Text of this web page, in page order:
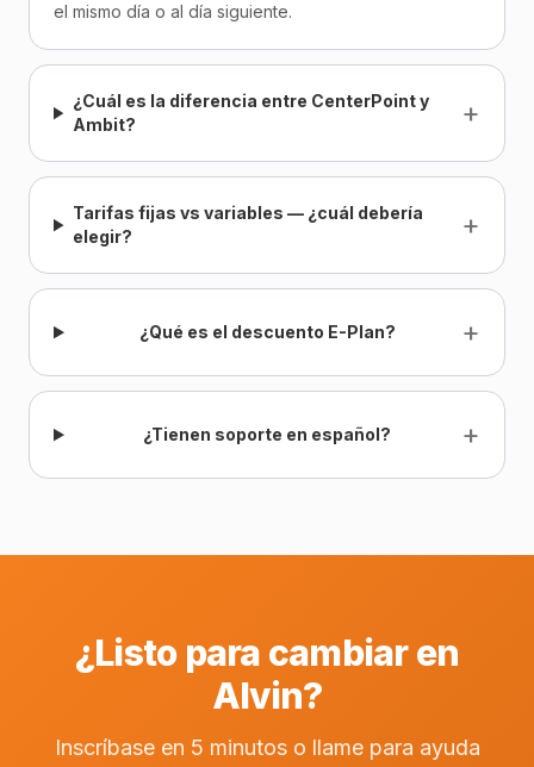
el mismo día o al día siguiente.
¿Cuál es la diferencia entre CenterPoint y
Ambit?
+
Tarifas fijas vs variables — ¿cuál debería
elegir?
+
¿Qué es el descuento E-Plan? +
¿Tienen soporte en español? +
¿Listo para cambiar en
Alvin?
Inscríbase en 5 minutos o llame para ayuda